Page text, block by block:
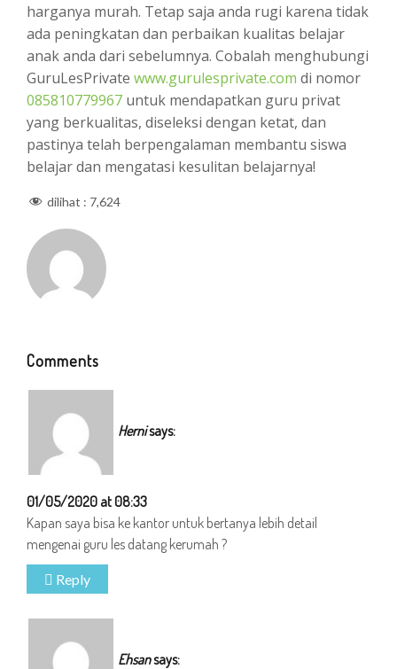
harganya murah. Tetap saja anda rugi karena tidak
ada peningkatan dan perbaikan kualitas belajar
anak anda dari sebelumnya. Cobalah menghubungi
GuruLesPrivate www.gurulesprivate.com di nomor
085810779967 untuk mendapatkan guru privat
yang berkualitas, diseleksi dengan ketat, dan
pastinya telah berpengalaman membantu siswa
belajar dan mengatasi kesulitan belajarnya!
dilihat : 7,624
Comments
Hernisays:
01/05/2020 at 08:33
Kapan saya bisa ke kantor untuk bertanya lebih detail
mengenai guru les datang kerumah ?
Reply
Ehsansays: